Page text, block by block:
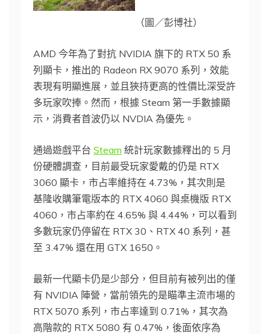
（圖／彭博社）
AMD 今年為了對抗 NVIDIA 旗下的 RTX 50 系
列顯卡，推出的 Radeon RX 9070 系列，效能
表現有明顯進展，並且狹持更高的性價比深受許
多玩家吹捧。然而，根據 Steam 第一手數據顯
示，消費者首波仍以 NVDIA 為優先。
通過遊戲平台 Steam 統計玩家數據釋出的 5 月
份硬體調查，目前最受玩家愛戴的仍是 RTX
3060 顯卡，市占率維持在 4.73%，其次則是
基隆收購筆電版本的 RTX 4060 與桌機版 RTX
4060，市占率約在 4.65% 與 4.44%，可以看到
多數玩家仍停留在 RTX 30、RTX 40 系列，甚
至 3.47% 還在用 GTX 1650。
最新一代顯卡仍是少部分，但目前有被列出的僅
有 NVIDIA 陣營，當前領先的是瞄準主流市場的
RTX 5070 系列，市占率達到 0.71%，其次為
高階款的 RTX 5080 有 0.47%，後面依序為